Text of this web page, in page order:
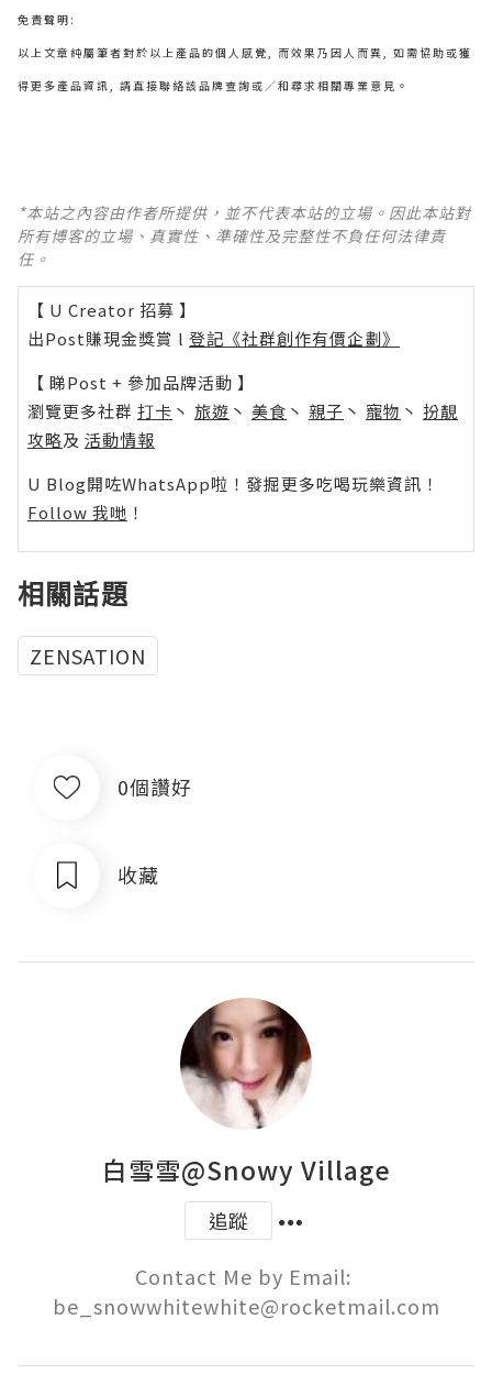
免責聲明:
以上文章純屬筆者對於以上產品的個人感覺, 而效果乃因人而異, 如需協助或獲
得更多產品資訊, 請直接聯絡該品牌查詢或∕和尋求相關專業意見。
*本站之內容由作者所提供，並不代表本站的立場。因此本站對
所有博客的立場、真實性、準確性及完整性不負任何法律責
任。
【 U Creator 招募 】
出Post賺現金獎賞 l 登記《社群創作有價企劃》
【 睇Post + 參加品牌活動 】
瀏覽更多社群 打卡 丶 旅遊 丶 美食 丶 親子 丶 寵物 丶 扮靚
攻略及 活動情報
U Blog開咗WhatsApp啦！發掘更多吃喝玩樂資訊！
Follow 我哋 ！
相關話題
ZENSATION
0個讚好
收藏
白雪雪@Snowy Village
追蹤
Contact Me by Email:
be_snowwhitewhite@rocketmail.com